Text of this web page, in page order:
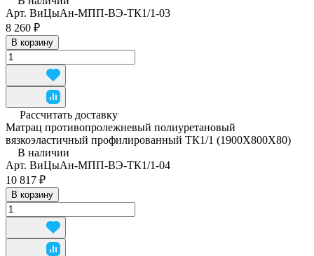
Арт. ВиЦыАн-МПП-ВЭ-ТК1/1-03
8 260 ₽
В корзину
Рассчитать доставку
Матрац противопролежневый полиуретановый
вязкоэластичный профилированный ТК1/1 (1900Х800Х80)
В наличии
Арт. ВиЦыАн-МПП-ВЭ-ТК1/1-04
10 817 ₽
В корзину